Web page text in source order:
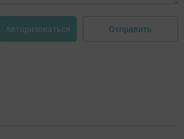
Авторизоваться Отправить